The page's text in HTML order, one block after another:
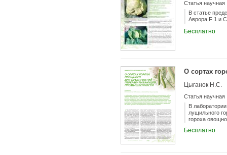
Статья научная
В статье
Аврора F 1 и
Бесплатно
О сортах
Цыганок Н.С.
Статья научная
В
лущильного
гороха
зеленого
Бесплатно